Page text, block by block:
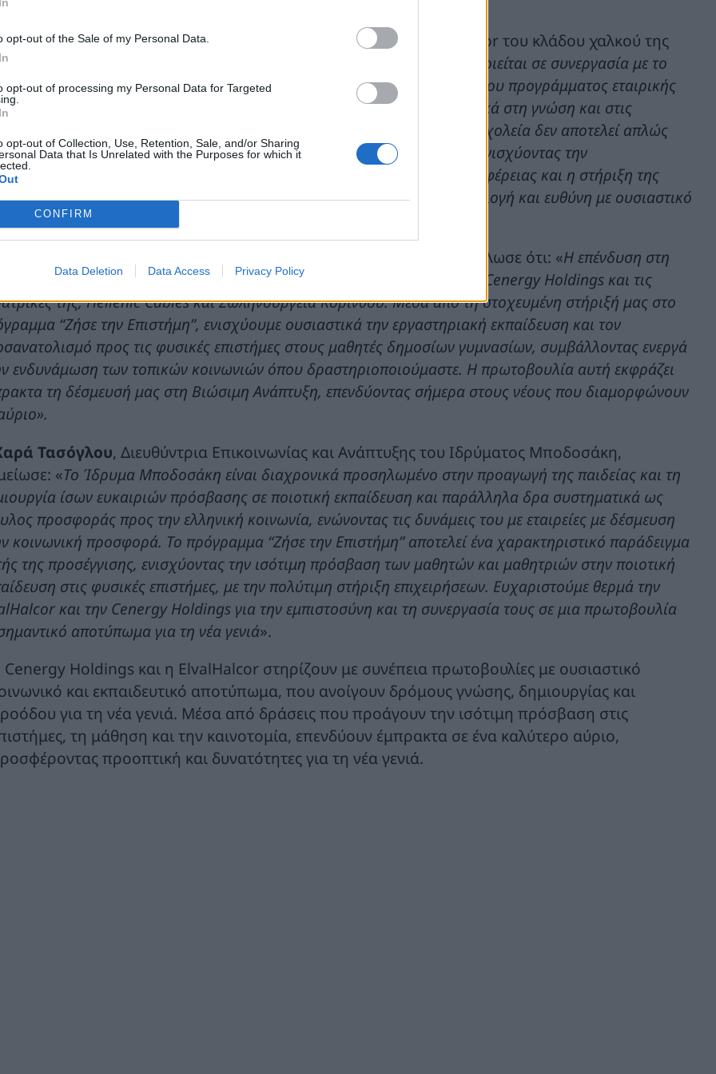
opt-out of the Sale of my Personal Data.
opt-out of processing my Personal Data for Targeted
opt-out of Collection, Use, Retention, Sale, and/or Sharing
Data that Is Unrelated with the Purposes for which it
CONFIRM
Data Deletion Data Access Privacy Policy
Μαυραγάνης, Strategic Planning and Sustainability Director του κλάδου χαλκού της
δήλωσε ότι:
«Η πρωτοβουλία «Ζήσε την Επιστήμη», που υλοποιείται σε συνεργασία με το
Μποδοσάκη, αποτελεί για την ElvalHalcor μια έμπρακτη απόδειξη του προγράμματος εταιρικής
της εταιρίας «Δίπλα σας με Αξία», καθώς επενδύει ουσιαστικά στη γνώση και στις
για όλους. Η δημιουργία εργαστηρίων φυσικών επιστημών στα σχολεία δεν αποτελεί απλώς
υποδομή, αλλά ένα παράθυρο πρόσβασης στη σύγχρονη εκπαίδευση, ενισχύοντας την
μαθητών και εκπαιδευτικών. Για εμάς, η ενίσχυση της περιφέρειας και η στήριξη της
γενιάς, ανεξαρτήτως γεωγραφικών περιορισμών, είναι στρατηγική επιλογή και ευθύνη με ουσιαστικό
, Senior HR Director της Cenergy Holdings, δήλωσε ότι: «Η επένδυση στη
γενιά και στην εκπαίδευση αποτελεί στρατηγική προτεραιότητα για την Cenergy Holdings και τις
της, Hellenic Cables και Σωληνουργεία Κορίνθου. Μέσα από τη στοχευμένη στήριξή μας στο
“Ζήσε την Επιστήμη”, ενισχύουμε ουσιαστικά την εργαστηριακή εκπαίδευση και τον
προς τις φυσικές επιστήμες στους μαθητές δημοσίων γυμνασίων, συμβάλλοντας ενεργά
ενδυνάμωση των τοπικών κοινωνιών όπου δραστηριοποιούμαστε. Η πρωτοβουλία αυτή εκφράζει
τη δέσμευσή μας στη Βιώσιμη Ανάπτυξη, επενδύοντας σήμερα στους νέους που διαμορφώνουν
Τασόγλου, Διευθύντρια Επικοινωνίας και Ανάπτυξης του Ιδρύματος Μποδοσάκη,
«Το Ίδρυμα Μποδοσάκη είναι διαχρονικά προσηλωμένο στην προαγωγή της παιδείας και τη
ίσων ευκαιριών πρόσβασης σε ποιοτική εκπαίδευση και παράλληλα δρα συστηματικά ως
προσφοράς προς την ελληνική κοινωνία, ενώνοντας τις δυνάμεις του με εταιρείες με δέσμευση
κοινωνική προσφορά. Το πρόγραμμα “Ζήσε την Επιστήμη” αποτελεί ένα χαρακτηριστικό παράδειγμα
της προσέγγισης, ενισχύοντας την ισότιμη πρόσβαση των μαθητών και μαθητριών στην ποιοτική
στις φυσικές επιστήμες, με την πολύτιμη στήριξη επιχειρήσεων. Ευχαριστούμε θερμά την
και την Cenergy Holdings για την εμπιστοσύνη και τη συνεργασία τους σε μια πρωτοβουλία
αποτύπωμα για τη νέα γενιά».
Holdings και η ElvalHalcor στηρίζουν με συνέπεια πρωτοβουλίες με ουσιαστικό
και εκπαιδευτικό αποτύπωμα, που ανοίγουν δρόμους γνώσης, δημιουργίας και
για τη νέα γενιά. Μέσα από δράσεις που προάγουν την ισότιμη πρόσβαση στις
τη μάθηση και την καινοτομία, επενδύουν έμπρακτα σε ένα καλύτερο αύριο,
προοπτική και δυνατότητες για τη νέα γενιά.